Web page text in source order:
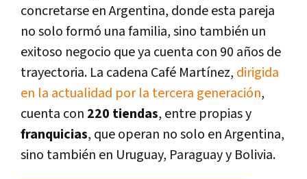
concretarse en Argentina, donde esta pareja
no solo formó una familia, sino también un
exitoso negocio que ya cuenta con 90 años de
trayectoria. La cadena Café Martínez, dirigida
en la actualidad por la tercera generación,
cuenta con 220 tiendas, entre propias y
franquicias, que operan no solo en Argentina,
sino también en Uruguay, Paraguay y Bolivia.